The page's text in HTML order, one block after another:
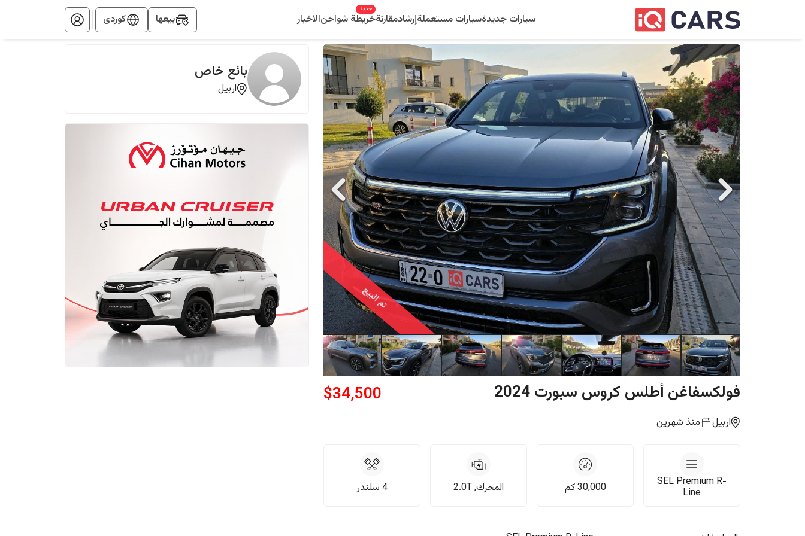
سيارات جديدةسيارات مستعملةإرشادمقارنةخريطة شواحن
جديد
الاخبار بيعها کوردی
تم البيع
فولكسفاغنأطلس كروس سبورت2024
$34,500
اربيل منذ شهرين
SEL Premium R-
Line
30,000كم المحرك, 2.0T 4 سلندر
بائع خاص
اربيل